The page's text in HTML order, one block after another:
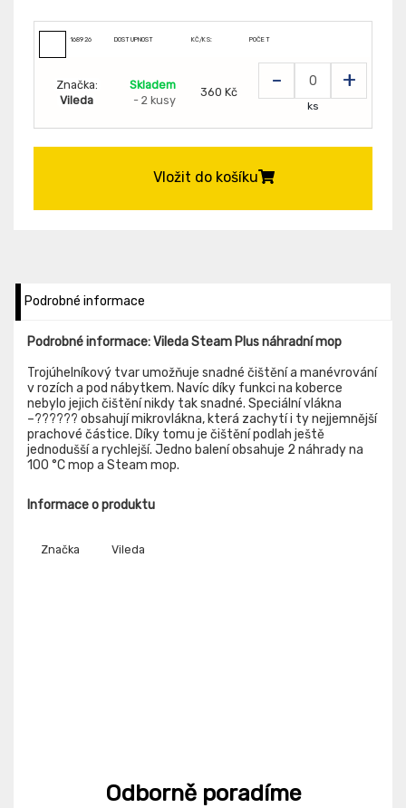
168926 DOSTUPNOST KČ/KS: POČET
Značka:
Vileda
Skladem
- 2 kusy
360 Kč - +
ks
Vložit do košíku
Podrobné informace
Podrobné informace: Vileda Steam Plus náhradní mop
Trojúhelníkový tvar umožňuje snadné čištění a manévrování
v rozích a pod nábytkem. Navíc díky funkci na koberce
nebylo jejich čištění nikdy tak snadné. Speciální vlákna
–?????? obsahují mikrovlákna, která zachytí i ty nejjemnější
prachové částice. Díky tomu je čištění podlah ještě
jednodušší a rychlejší. Jedno balení obsahuje 2 náhrady na
100 °C mop a Steam mop.
Informace o produktu
Značka Vileda
Odborně poradíme